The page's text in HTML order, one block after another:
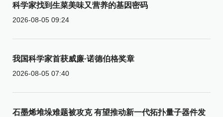
科学家找到生菜美味又营养的基因密码
2026-08-05 09:24
我国科学家首获威廉·诺德伯格奖章
2026-08-05 07:40
石墨烯堆垛难题被攻克 有望推动新一代拓扑量子器件发